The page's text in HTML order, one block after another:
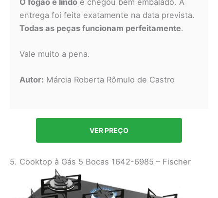
entrega foi feita exatamente na data prevista.
Todas as peças funcionam perfeitamente.
Vale muito a pena.
Autor: Márcia Roberta Rômulo de Castro
VER PREÇO
5. Cooktop à Gás 5 Bocas 1642-6985 – Fischer